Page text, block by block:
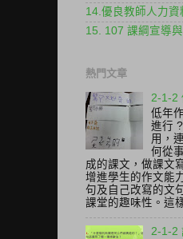
14.優良教師人力資
15. 107 課綱宣導
熱門文章
2-1-2
低年
進行
用，
何從
成的課文，做課文
增進學生的作文能
句及自己改寫的文
課堂的趣味性。這
2-1-2